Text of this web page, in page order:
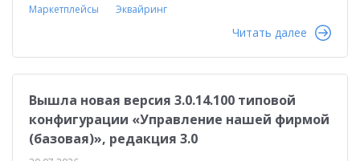
Маркетплейсы
Эквайринг
Читать далее
Вышла новая версия 3.0.14.100 типовой
конфигурации «Управление нашей фирмой
(базовая)», редакция 3.0